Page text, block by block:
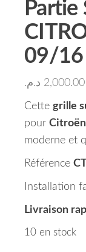
Partie
09/16
2,000.00 د.م.
Cette grille
pour
moderne et
Référence
Installation
Livraison
10 en stock